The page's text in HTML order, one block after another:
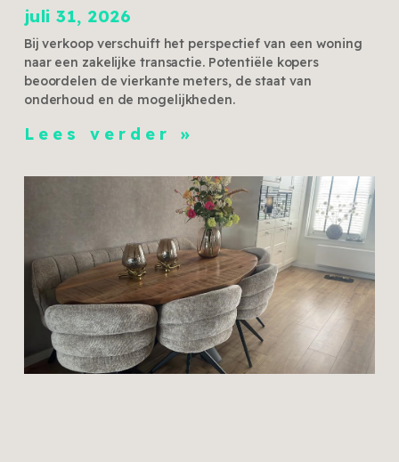
juli 31, 2026
Bij verkoop verschuift het perspectief van een woning
naar een zakelijke transactie. Potentiële kopers
beoordelen de vierkante meters, de staat van
onderhoud en de mogelijkheden.
Lees verder »